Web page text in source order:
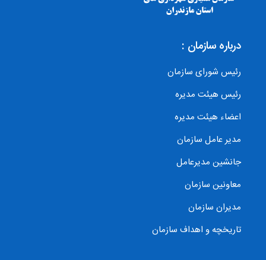
درباره سازمان :
رئیس شورای سازمان
رئیس هیئت مدیره
اعضاء هیئت مدیره
مدیر عامل سازمان
جانشین مدیرعامل
معاونین سازمان
مدیران سازمان
تاریخچه و اهداف سازمان